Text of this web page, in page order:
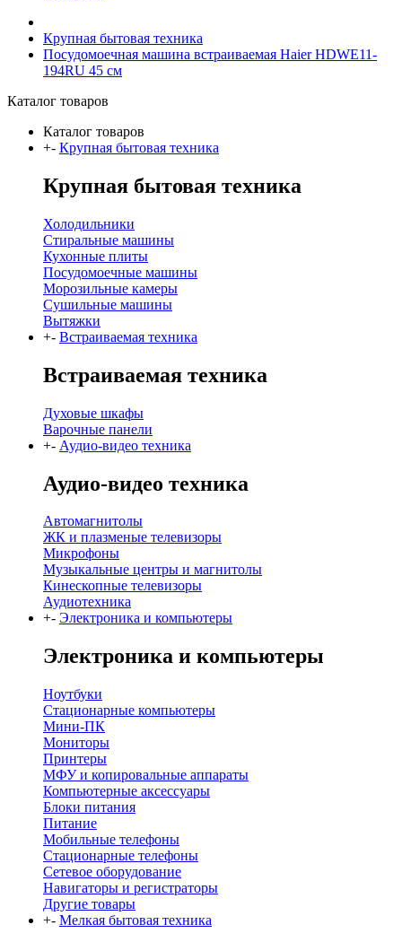
Крупная бытовая техника
Посудомоечная машина встраиваемая Haier HDWE11-
194RU 45 см
Каталог товаров
Каталог товаров
+- Крупная бытовая техника
Крупная бытовая техника
Холодильники
Стиральные машины
Кухонные плиты
Посудомоечные машины
Морозильные камеры
Сушильные машины
Вытяжки
+- Встраиваемая техника
Встраиваемая техника
Духовые шкафы
Варочные панели
+- Аудио-видео техника
Аудио-видео техника
Автомагнитолы
ЖК и плазменые телевизоры
Микрофоны
Музыкальные центры и магнитолы
Кинескопные телевизоры
Аудиотехника
+- Электроника и компьютеры
Электроника и компьютеры
Ноутбуки
Стационарные компьютеры
Мини-ПК
Мониторы
Принтеры
МФУ и копировальные аппараты
Компьютерные аксессуары
Блоки питания
Питание
Мобильные телефоны
Стационарные телефоны
Сетевое оборудование
Навигаторы и регистраторы
Другие товары
+- Мелкая бытовая техника